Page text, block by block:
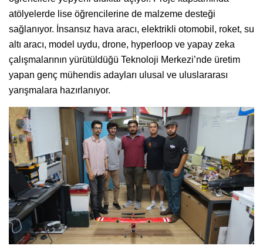
atölyelerde lise öğrencilerine de malzeme desteği
sağlanıyor. İnsansız hava aracı, elektrikli otomobil, roket, su
altı aracı, model uydu, drone, hyperloop ve yapay zeka
çalışmalarının yürütüldüğü Teknoloji Merkezi’nde üretim
yapan genç mühendis adayları ulusal ve uluslararası
yarışmalara hazırlanıyor.